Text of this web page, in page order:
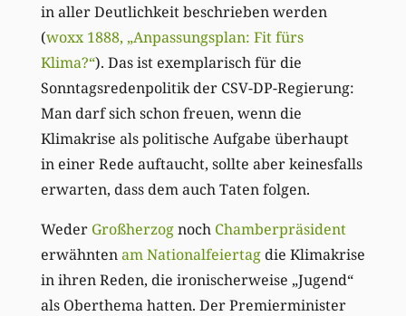
in aller Deutlichkeit beschrieben werden
(woxx 1888, „Anpassungsplan: Fit fürs
Klima?“). Das ist exemplarisch für die
Sonntagsredenpolitik der CSV-DP-Regierung:
Man darf sich schon freuen, wenn die
Klimakrise als politische Aufgabe überhaupt
in einer Rede auftaucht, sollte aber keinesfalls
erwarten, dass dem auch Taten folgen.
Weder Großherzognoch Chamberpräsident
erwähntenam Nationalfeiertagdie Klimakrise
in ihren Reden, die ironischerweise „Jugend“
als Oberthema hatten. Der Premierminister